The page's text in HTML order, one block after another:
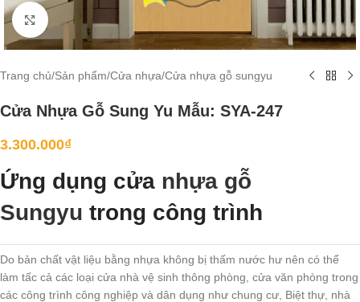
Click to enlarge
Trang chủ/Sản phẩm/Cửa nhựa/Cửa nhựa gỗ sungyu
Cửa Nhựa Gỗ Sung Yu Mẫu: SYA-247
3.300.000₫
Ứng dụng cửa nhựa gỗ
Sungyu trong công trình
Do bản chất vật liệu bằng nhựa không bị thấm nước hư nên có thể
làm tấc cả các loại cửa nhà vệ sinh thông phòng, cửa văn phòng trong
các công trình công nghiệp và dân dụng như chung cư, Biệt thự, nhà